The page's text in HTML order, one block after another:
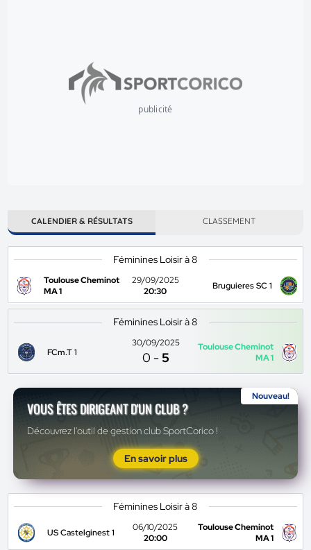
publicité
CALENDIER & RÉSULTATS CLASSEMENT
Féminines Loisir à 8
Toulouse Cheminot
MA 1
29/09/2025
20:30
Bruguieres SC 1
Féminines Loisir à 8
FCm.T 1
30/09/2025
0 -5
Toulouse Cheminot
MA 1
Nouveau!
VOUS ÊTES DIRIGEANT D'UN CLUB ?
Découvrez l'outil de gestion club SportCorico !
En savoir plus
Féminines Loisir à 8
US Castelginest 1
06/10/2025
20:00
Toulouse Cheminot
MA 1